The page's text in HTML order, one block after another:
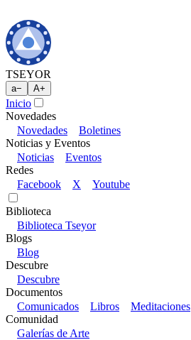
TSEYOR
a− A+
Inicio
Novedades
Novedades
Boletines
Noticias y Eventos
Noticias
Eventos
Redes
Facebook
X Youtube
Biblioteca
Biblioteca Tseyor
Blogs
Blog
Descubre
Descubre
Documentos
Comunicados
Libros
Meditaciones
Comunidad
Galerías de Arte